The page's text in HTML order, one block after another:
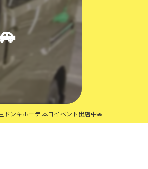
ドンキホーテ 本日イベント出店中🚗